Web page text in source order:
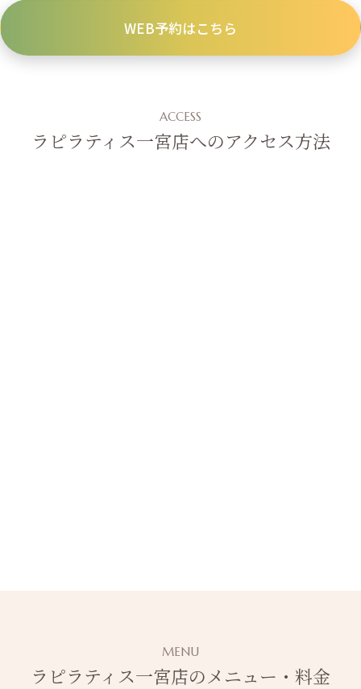
WEB予約はこちら
ACCESS
ラピラティス一宮店へのアクセス方法
MENU
ラピラティス一宮店のメニュー・料金